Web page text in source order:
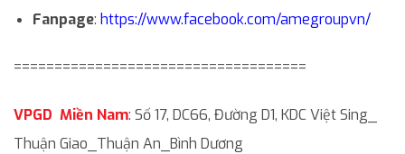
Fanpage: https://www.facebook.com/amegroupvn/
====================================
VPGD Miền Nam: Số 17, DC66, Đường D1, KDC Việt Sing_
Thuận Giao_Thuận An_Bình Dương